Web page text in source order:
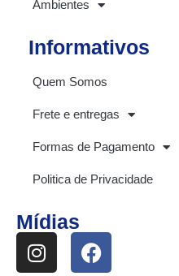
Ambientes
Informativos
Quem Somos
Frete e entregas
Formas de Pagamento
Politica de Privacidade
Mídias